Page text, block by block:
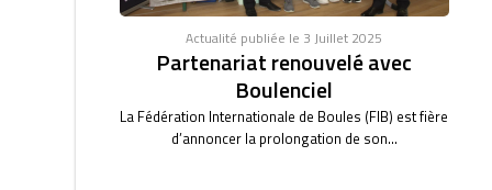
Actualité publiée le 3 Juillet 2025
Partenariat renouvelé avec
Boulenciel
La Fédération Internationale de Boules (FIB) est fière
d’annoncer la prolongation de son...